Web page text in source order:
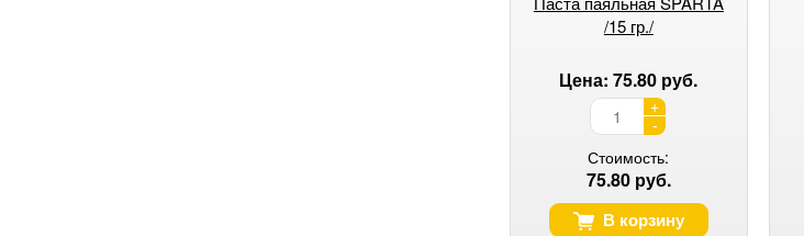
/15 гр./
Цена: 75.80 руб.
+
-
Стоимость:
75.80 руб.
В корзину